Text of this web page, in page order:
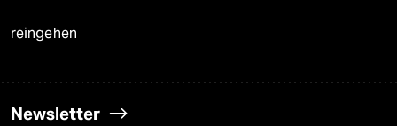
reingehen
Newsletter